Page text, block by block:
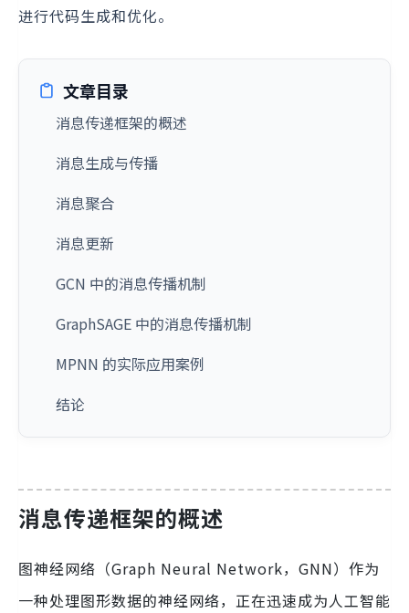
进行代码生成和优化。
文章目录
消息传递框架的概述
消息生成与传播
消息聚合
消息更新
GCN 中的消息传播机制
GraphSAGE 中的消息传播机制
MPNN 的实际应用案例
结论
消息传递框架的概述
图神经网络（Graph Neural Network，GNN）作为
一种处理图形数据的神经网络，正在迅速成为人工智能